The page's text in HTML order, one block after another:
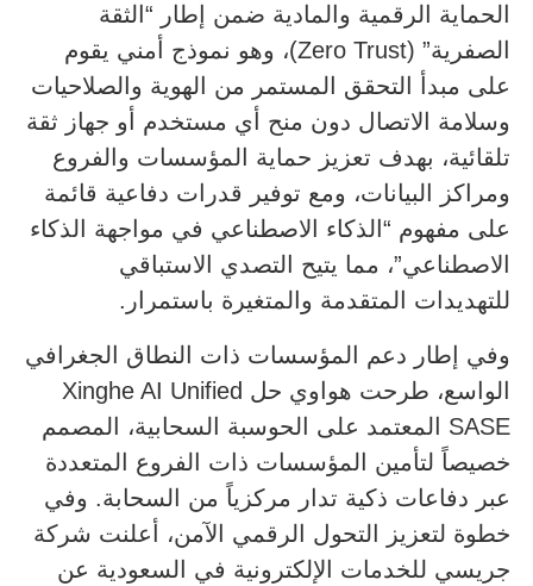
الحماية الرقمية والمادية ضمن إطار “الثقة
الصفرية” (Zero Trust)، وهو نموذج أمني يقوم
على مبدأ التحقق المستمر من الهوية والصلاحيات
وسلامة الاتصال دون منح أي مستخدم أو جهاز ثقة
تلقائية، بهدف تعزيز حماية المؤسسات والفروع
ومراكز البيانات، ومع توفير قدرات دفاعية قائمة
على مفهوم “الذكاء الاصطناعي في مواجهة الذكاء
الاصطناعي”، مما يتيح التصدي الاستباقي
للتهديدات المتقدمة والمتغيرة باستمرار.
وفي إطار دعم المؤسسات ذات النطاق الجغرافي
الواسع، طرحت هواوي حل Xinghe AI Unified
SASE المعتمد على الحوسبة السحابية، المصمم
خصيصاً لتأمين المؤسسات ذات الفروع المتعددة
عبر دفاعات ذكية تدار مركزياً من السحابة. وفي
خطوة لتعزيز التحول الرقمي الآمن، أعلنت شركة
جريسي للخدمات الإلكترونية في السعودية عن